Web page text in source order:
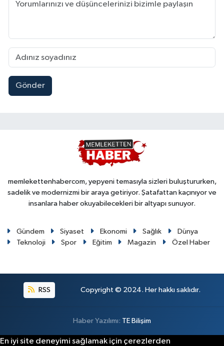
Gönder
memlekettenhabercom, yepyeni temasıyla sizleri buluştururken,
sadelik ve modernizmi bir araya getiriyor. Şatafattan kaçınıyor ve
insanlara haber okuyabilecekleri bir altyapı sunuyor.
Gündem Siyaset Ekonomi Sağlık
Dünya
Teknoloji
Spor Eğitim Magazin Özel Haber
RSS Copyright © 2024. Her hakkı saklıdır.
Haber Yazılımı: TE Bilişim
En iyi site deneyimi sağlamak için çerezlerden